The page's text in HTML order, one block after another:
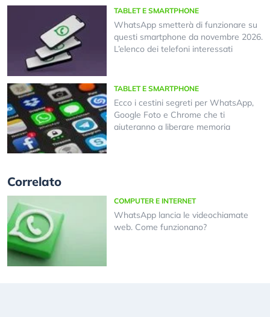
TABLET E SMARTPHONE
WhatsApp smetterà di funzionare su
questi smartphone da novembre 2026.
L’elenco dei telefoni interessati
TABLET E SMARTPHONE
Ecco i cestini segreti per WhatsApp,
Google Foto e Chrome che ti
aiuteranno a liberare memoria
Correlato
COMPUTER E INTERNET
WhatsApp lancia le videochiamate
web. Come funzionano?